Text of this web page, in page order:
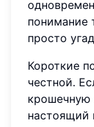
понимание
просто
Короткие
честной.
крошечную
настоящий